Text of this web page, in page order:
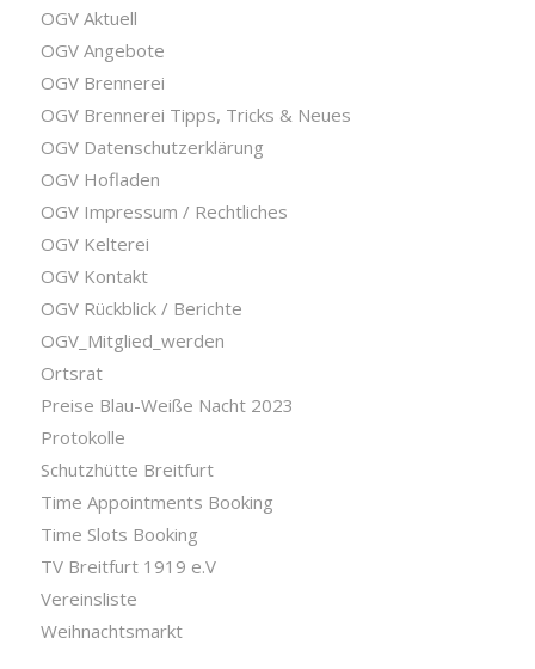
OGV Aktuell
OGV Angebote
OGV Brennerei
OGV Brennerei Tipps, Tricks & Neues
OGV Datenschutzerklärung
OGV Hofladen
OGV Impressum / Rechtliches
OGV Kelterei
OGV Kontakt
OGV Rückblick / Berichte
OGV_Mitglied_werden
Ortsrat
Preise Blau-Weiße Nacht 2023
Protokolle
Schutzhütte Breitfurt
Time Appointments Booking
Time Slots Booking
TV Breitfurt 1919 e.V
Vereinsliste
Weihnachtsmarkt